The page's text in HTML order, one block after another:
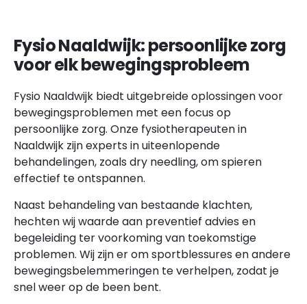
Fysio Naaldwijk: persoonlijke zorg
voor elk bewegingsprobleem
Fysio Naaldwijk biedt uitgebreide oplossingen voor
bewegingsproblemen met een focus op
persoonlijke zorg. Onze fysiotherapeuten in
Naaldwijk zijn experts in uiteenlopende
behandelingen, zoals dry needling, om spieren
effectief te ontspannen.
Naast behandeling van bestaande klachten,
hechten wij waarde aan preventief advies en
begeleiding ter voorkoming van toekomstige
problemen. Wij zijn er om sportblessures en andere
bewegingsbelemmeringen te verhelpen, zodat je
snel weer op de been bent.